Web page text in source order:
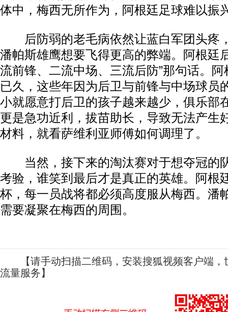
体中，梅西无所作为，阿根廷足球难以振
后防弱的老毛病依然让蓝白军团头疼
潘帕斯雄鹰想要飞得更高的弊端。阿根廷
流前锋、二流中场、三流后防”那句话。
已久，这些年因为后卫与前锋与中场球员
小就愿意打后卫的孩子越来越少，俱乐部
更是急功近利，拔苗助长，导致无法产生
材料，就看萨维利亚师傅如何调理了。
当然，接下来的淘汰赛对于想夺冠的
考验，谁笑到最后才是真正的英雄。阿根
杯，每一员战将都必须高度服从梅西。潘
需要凝聚在梅西的周围。
【请手动扫描二维码，安装搜狐视频客户端，
流量服务】